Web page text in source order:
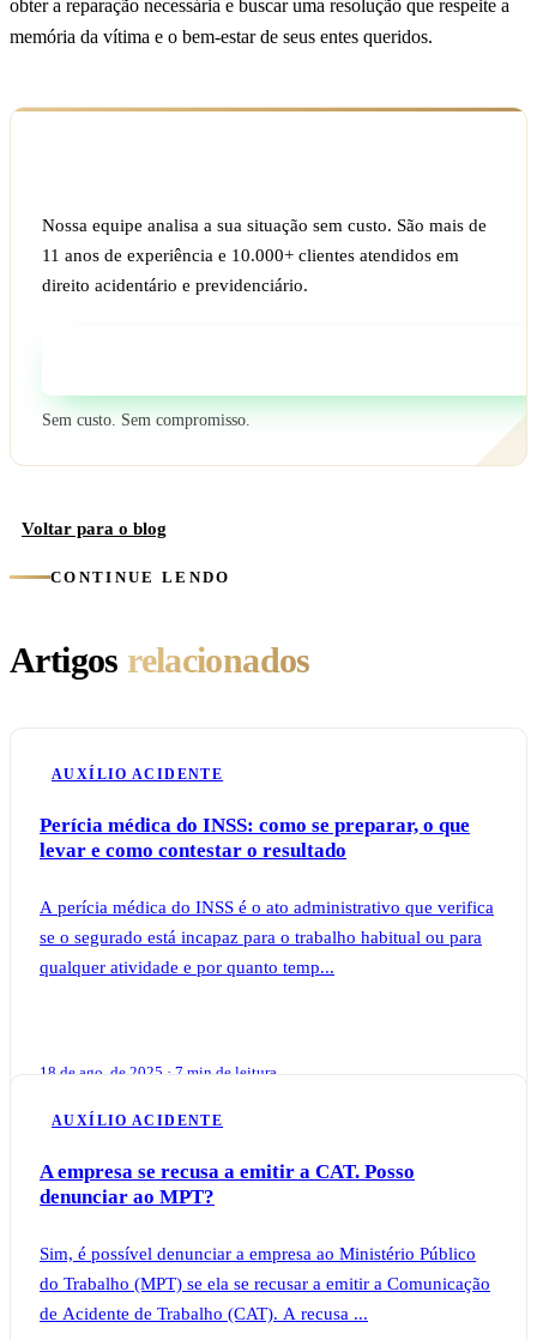
obter a reparação necessária e buscar uma resolução que respeite a
memória da vítima e o bem-estar de seus entes queridos.
Nossa equipe analisa a sua situação sem custo. São mais de
11 anos de experiência e 10.000+ clientes atendidos em
direito acidentário e previdenciário.
Sem custo. Sem compromisso.
Voltar para o blog
CONTINUE LENDO
Artigos relacionados
AUXÍLIO ACIDENTE
Perícia médica do INSS: como se preparar, o que
levar e como contestar o resultado
A perícia médica do INSS é o ato administrativo que verifica
se o segurado está incapaz para o trabalho habitual ou para
qualquer atividade e por quanto temp...
18 de ago. de 2025 · 7 min de leitura
AUXÍLIO ACIDENTE
A empresa se recusa a emitir a CAT. Posso
denunciar ao MPT?
Sim, é possível denunciar a empresa ao Ministério Público
do Trabalho (MPT) se ela se recusar a emitir a Comunicação
de Acidente de Trabalho (CAT). A recusa ...